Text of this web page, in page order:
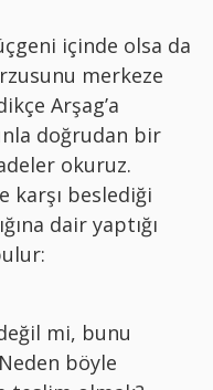
içinde olsa da
merkeze
Arşag’a
doğrudan bir
okuruz.
karşı beslediği
dair yaptığı
mi, bunu
böyle